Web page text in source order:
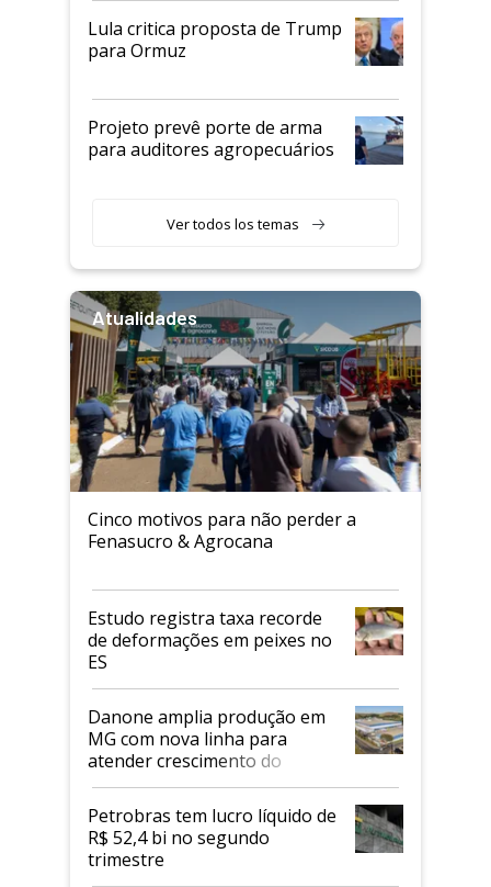
Lula critica proposta de Trump
para Ormuz
Projeto prevê porte de arma
para auditores agropecuários
Ver todos los temas
Atualidades
Cinco motivos para não perder a
Fenasucro & Agrocana
Estudo registra taxa recorde
de deformações em peixes no
ES
Danone amplia produção em
MG com nova linha para
atender crescimento do
mercado de alimentos
proteicos
Petrobras tem lucro líquido de
R$ 52,4 bi no segundo
trimestre